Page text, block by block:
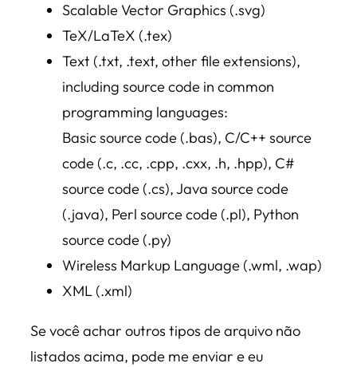
Scalable Vector Graphics (.svg)
TeX/LaTeX (.tex)
Text (.txt, .text, other file extensions),
including source code in common
programming languages:
Basic source code (.bas), C/C++ source
code (.c, .cc, .cpp, .cxx, .h, .hpp), C#
source code (.cs), Java source code
(.java), Perl source code (.pl), Python
source code (.py)
Wireless Markup Language (.wml, .wap)
XML (.xml)
Se você achar outros tipos de arquivo não
listados acima, pode me enviar e eu